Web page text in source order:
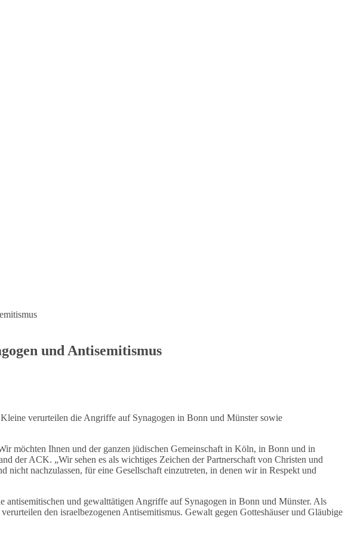
und Antisemitismus
verurteilen die Angriffe auf Synagogen in Bonn und Münster sowie
möchten Ihnen und der ganzen jüdischen Gemeinschaft in Köln, in Bonn und in
der ACK. „Wir sehen es als wichtiges Zeichen der Partnerschaft von Christen und
nicht nachzulassen, für eine Gesellschaft einzutreten, in denen wir in Respekt und
und gewalttätigen Angriffe auf Synagogen in Bonn und Münster. Als
den israelbezogenen Antisemitismus. Gewalt gegen Gotteshäuser und Gläubige